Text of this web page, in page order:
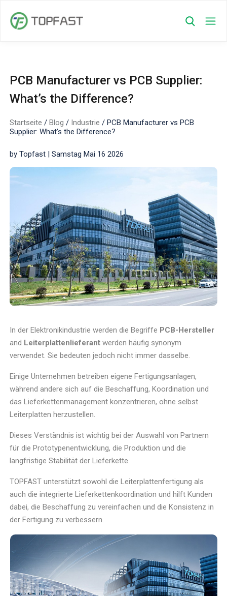
PCB Manufacturer vs PCB Supplier:
What’s the Difference?
Startseite /Blog / Industrie /PCB Manufacturer vs PCB
Supplier: What’s the Difference?
by Topfast | Samstag Mai 16 2026
In der Elektronikindustrie werden die Begriffe PCB-Hersteller
and Leiterplattenlieferant werden häufig synonym
verwendet. Sie bedeuten jedoch nicht immer dasselbe.
Einige Unternehmen betreiben eigene Fertigungsanlagen,
während andere sich auf die Beschaffung, Koordination und
das Lieferkettenmanagement konzentrieren, ohne selbst
Leiterplatten herzustellen.
Dieses Verständnis ist wichtig bei der Auswahl von Partnern
für die Prototypenentwicklung, die Produktion und die
langfristige Stabilität der Lieferkette.
TOPFAST unterstützt sowohl die Leiterplattenfertigung als
auch die integrierte Lieferkettenkoordination und hilft Kunden
dabei, die Beschaffung zu vereinfachen und die Konsistenz in
der Fertigung zu verbessern.